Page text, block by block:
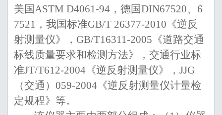
美国 ASTM D4061-94 ，德国DIN67520、 6
7521 ，我国标准GB/T 26377-2010 《逆反
射测量仪》， GB/T16311-2005 《道路交通
标线质量要求和检测方法》，交通行业标
准JT/T612-2004 《逆反射测量仪》，JJG
（交通 ）059-2004 《逆反射测量仪计量检
定规程》 等。